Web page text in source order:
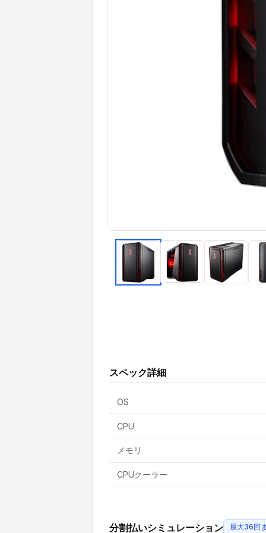
スペック詳細
OS
CPU
メモリ
CPUクーラー
分割払いシミュレーション 最大36回